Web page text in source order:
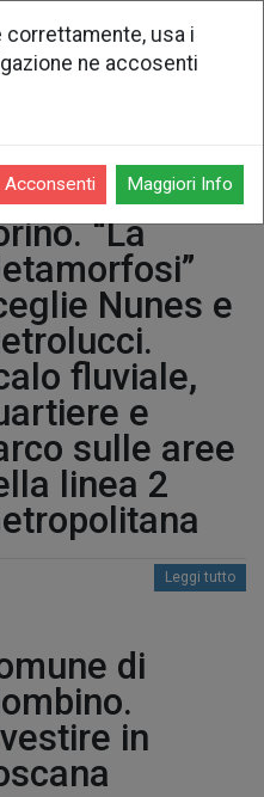
di
“La
Nunes e
fluviale,
e
sulle aree
linea 2
Leggi tutto
di
in
usa i
ne accosenti
Acconsenti Maggiori Info